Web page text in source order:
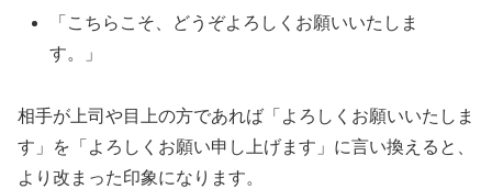
「こちらこそ、どうぞよろしくお願いいたしま
す。」
相手が上司や目上の方であれば「よろしくお願いいたしま
す」を「よろしくお願い申し上げます」に言い換えると、
より改まった印象になります。